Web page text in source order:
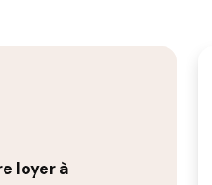
loyer à